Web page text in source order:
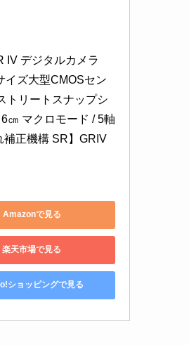
IV デジタルカメラ
イズ大型CMOSセン
トリートスナップシ
㎝ マクロモード / 5軸
補正機構 SR】GRIV
Amazonで見る
楽天市場で見る
ショッピングで見る